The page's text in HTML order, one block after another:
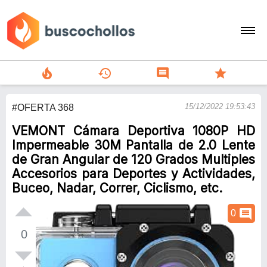
search
person
add
Menu
local_fire_department history comment star
#OFERTA 368 15/12/2022 19:53:43
VEMONT Cámara Deportiva 1080P HD
Impermeable 30M Pantalla de 2.0 Lente
de Gran Angular de 120 Grados Multiples
Accesorios para Deportes y Actividades,
Buceo, Nadar, Correr, Ciclismo, etc.
0
0 comment